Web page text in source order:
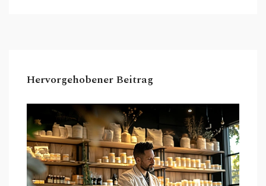
Hervorgehobener Beitrag